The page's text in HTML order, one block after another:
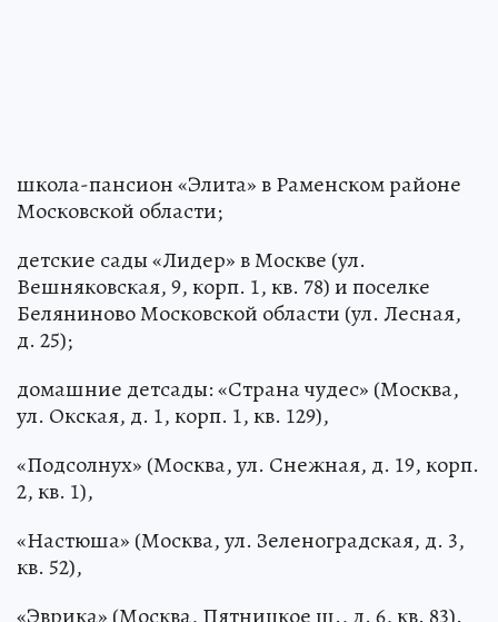
школа-пансион «Элита» в Раменском районе
Московской области;
детские сады «Лидер» в Москве (ул.
Вешняковская, 9, корп. 1, кв. 78) и поселке
Беляниново Московской области (ул. Лесная,
д. 25);
домашние детсады: «Страна чудес» (Москва,
ул. Окская, д. 1, корп. 1, кв. 129),
«Подсолнух» (Москва, ул. Снежная, д. 19, корп.
2, кв. 1),
«Настюша» (Москва, ул. Зеленоградская, д. 3,
кв. 52),
«Эврика» (Москва, Пятницкое ш., д. 6, кв. 83).